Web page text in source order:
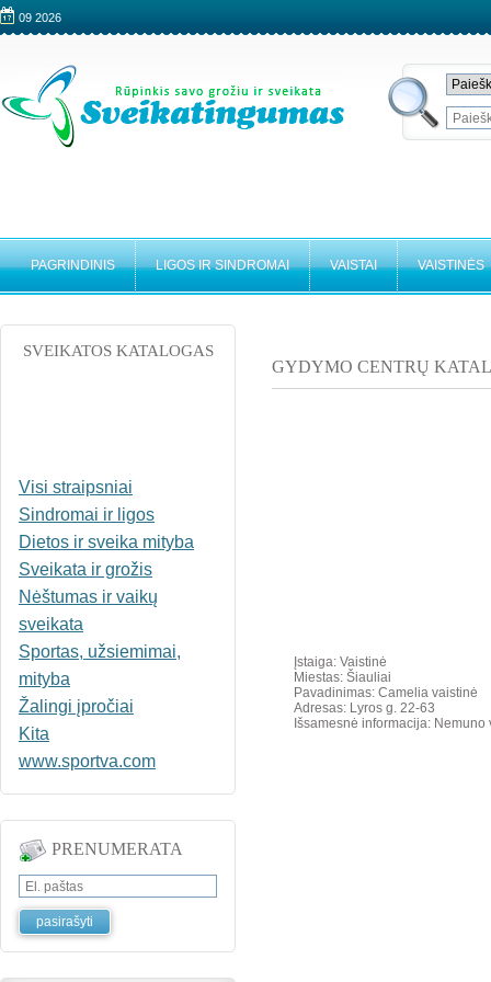
09 2026
PAGRINDINIS LIGOS IR SINDROMAI VAISTAI VAISTINĖS
GYDYMO CENTRŲ
Įstaiga: Vaistinė
Miestas: Šiauliai
Pavadinimas: Camelia vaistinė
Adresas: Lyros g. 22-63
Išsamesnė informacija:
SVEIKATOS KATALOGAS
Visi straipsniai
Sindromai ir ligos
Dietos ir sveika mityba
Sveikata ir grožis
Nėštumas ir vaikų
sveikata
Sportas, užsiemimai,
mityba
Žalingi įpročiai
Kita
www.sportva.com
PRENUMERATA